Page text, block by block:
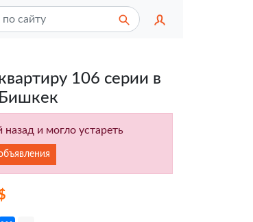
106 серии в
и могло устареть